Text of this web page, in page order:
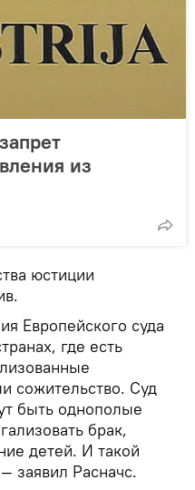
из
юстиции
Европейского суда
где есть
сожительство. Суд
быть однополые
брак,
детей. И такой
заявил Расначс.